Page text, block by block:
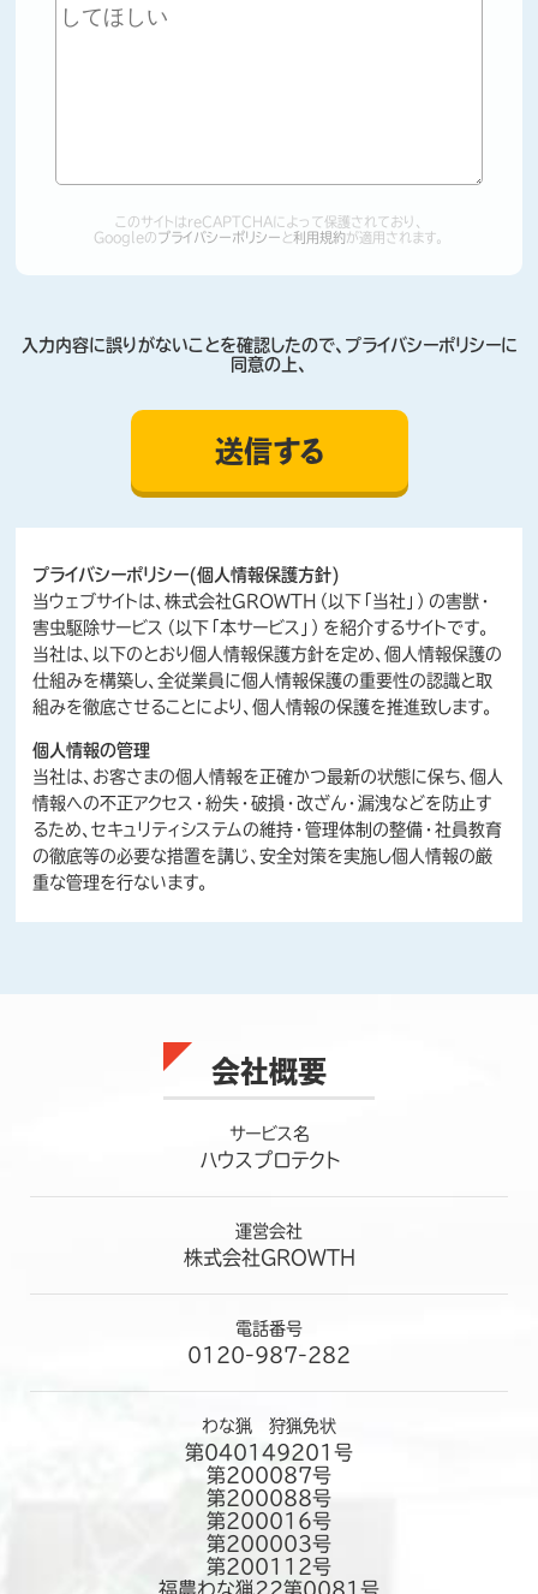
このサイトはreCAPTCHAによって保護されており、
Googleのプライバシーポリシー と利用規約が適用されます。
入力内容に誤りがないことを確認したので、プライバシーポリシーに
同意の上、
プライバシーポリシー(個人情報保護方針)
当ウェブサイトは、株式会社GROWTH（以下「当社」）の害獣・
害虫駆除サービス（以下「本サービス」）を紹介するサイトです。
当社は、以下のとおり個人情報保護方針を定め、個人情報保護の
仕組みを構築し、全従業員に個人情報保護の重要性の認識と取
組みを徹底させることにより、個人情報の保護を推進致します。
個人情報の管理
当社は、お客さまの個人情報を正確かつ最新の状態に保ち、個人
情報への不正アクセス・紛失・破損・改ざん・漏洩などを防止す
るため、セキュリティシステムの維持・管理体制の整備・社員教育
の徹底等の必要な措置を講じ、安全対策を実施し個人情報の厳
重な管理を行ないます。
個人情報の利用目的
・本サービスの提供
・サイト利用者のトラフィック測定および行動測定
個人情報の第三者への開示・提供の禁止
・お客さまの同意がある場合
・法令に基づき開示することが必要である場合
ィに万全の対策を講じています。
お客さまがご本人の個人情報の照会・修正・削除などをご希望
される場合には、ご本人であることを確認の上、対応させていた
会社概要
サービス名
ハウスプロテクト
運営会社
株式会社GROWTH
電話番号
0120-987-282
わな猟 狩猟免状
第040149201号
第200087号
第200088号
第200016号
第200003号
第200112号
福農わな猟22第0081号